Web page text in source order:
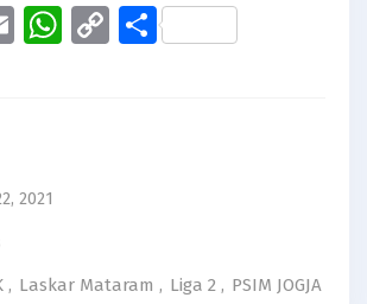
EmailWhatsApp
CopyShare
2021
, Laskar Mataram , Liga 2 , PSIM JOGJA